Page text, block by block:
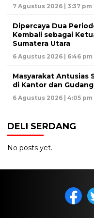
7 Agustus 2026 | 3:37 pm
Dipercaya Dua
Kembali sebagai
Sumatera Utara
6 Agustus 2026 | 6:46 pm
Masyarakat Antusias
di Kantor dan
6 Agustus 2026 | 4:05 pm
DELI SERDANG
No posts yet.